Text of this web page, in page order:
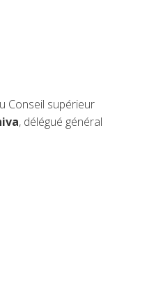
Conseil supérieur
, délégué général